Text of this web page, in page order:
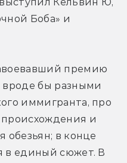
Боба» и
премию
бы разными
иммигранта, про
и
обезьян; в конце
в единый сюжет. В